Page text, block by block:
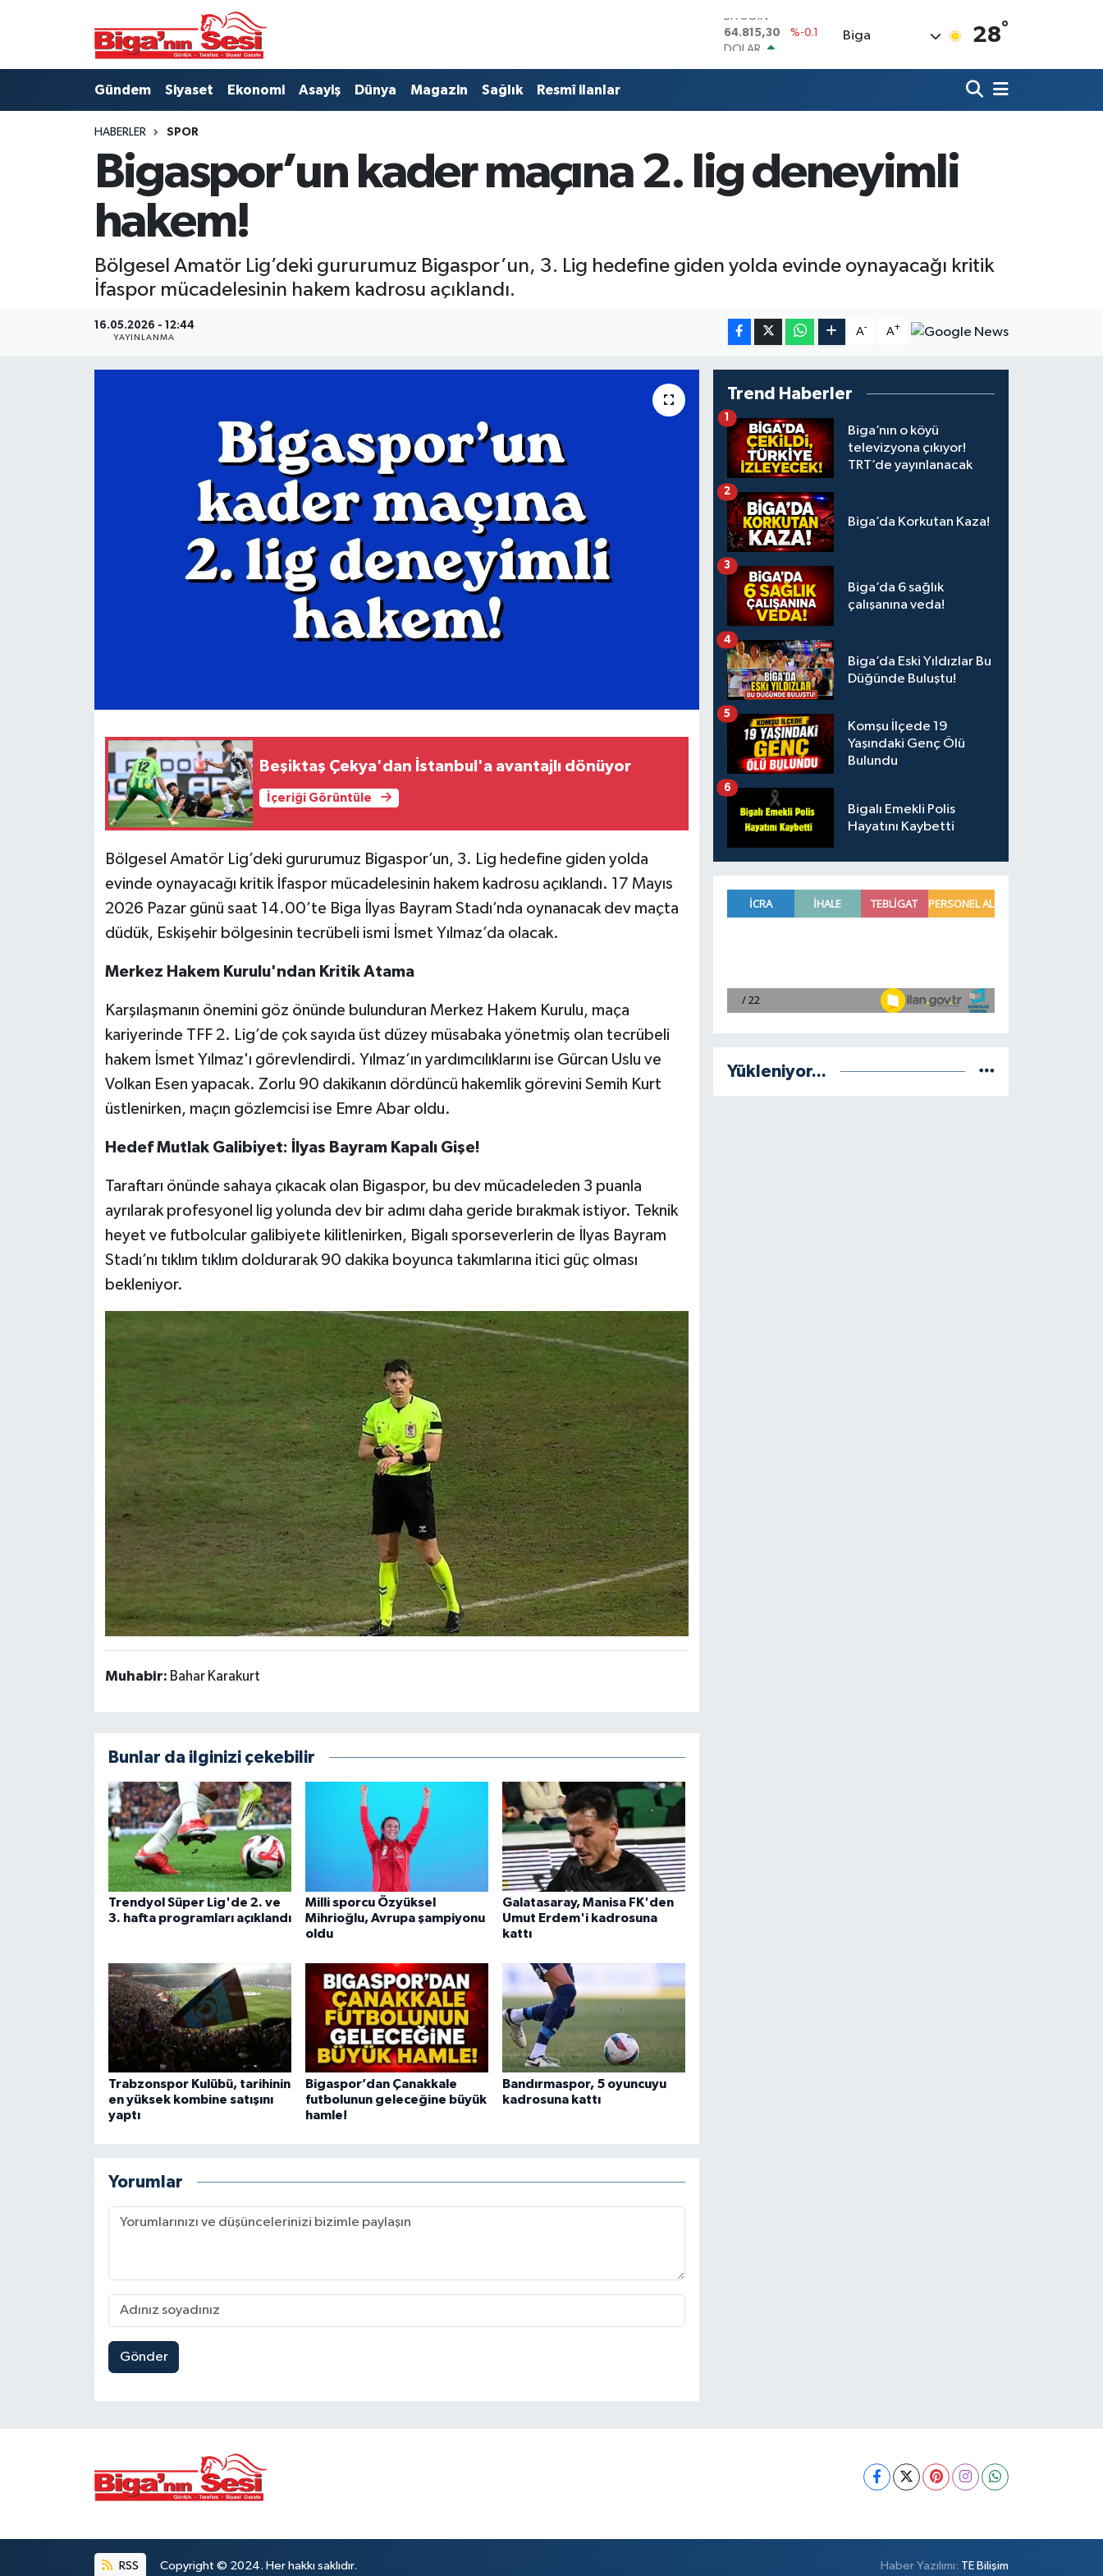
DOLAR
47,7436
64,4811
%0.38
13.779
%-14
BITCOIN
Biga 28°
Gündem Siyaset Ekonomi Asayiş Dünya Magazin Sağlık Resmî ilanlar
HABERLER SPOR
Bigaspor’un kader maçına 2. lig deneyimli
hakem!
Bölgesel Amatör Lig’deki gururumuz Bigaspor’un, 3. Lig hedefine giden yolda evinde oynayacağı kritik
İfaspor mücadelesinin hakem kadrosu açıklandı.
16.05.2026 - 12:44
YAYINLANMA
A- A+
Beşiktaş Çekya'dan İstanbul'a avantajlı dönüyor
İçeriği Görüntüle
Bölgesel Amatör Lig’deki gururumuz Bigaspor’un, 3. Lig hedefine giden yolda
evinde oynayacağı kritik İfaspor mücadelesinin hakem kadrosu açıklandı. 17 Mayıs
2026 Pazar günü saat 14.00’te Biga İlyas Bayram Stadı’nda oynanacak dev maçta
düdük, Eskişehir bölgesinin tecrübeli ismi İsmet Yılmaz’da olacak.
Merkez Hakem Kurulu'ndan Kritik Atama
Karşılaşmanın önemini göz önünde bulunduran Merkez Hakem Kurulu, maça
kariyerinde TFF 2. Lig’de çok sayıda üst düzey müsabaka yönetmiş olan tecrübeli
hakem İsmet Yılmaz'ı görevlendirdi. Yılmaz’ın yardımcılıklarını ise Gürcan Uslu ve
Volkan Esen yapacak. Zorlu 90 dakikanın dördüncü hakemlik görevini Semih Kurt
üstlenirken, maçın gözlemcisi ise Emre Abar oldu.
Hedef Mutlak Galibiyet: İlyas Bayram Kapalı Gişe!
Taraftarı önünde sahaya çıkacak olan Bigaspor, bu dev mücadeleden 3 puanla
ayrılarak profesyonel lig yolunda dev bir adımı daha geride bırakmak istiyor. Teknik
heyet ve futbolcular galibiyete kilitlenirken, Bigalı sporseverlerin de İlyas Bayram
Stadı’nı tıklım tıklım doldurarak 90 dakika boyunca takımlarına itici güç olması
bekleniyor.
Muhabir: Bahar Karakurt
Bunlar da ilginizi çekebilir
Trendyol Süper Lig'de 2. ve
3. hafta programları açıklandı
Milli sporcu Özyüksel
Mihrioğlu, Avrupa şampiyonu
oldu
Galatasaray, Manisa FK'den
Umut Erdem'i kadrosuna
kattı
Trabzonspor Kulübü, tarihinin
en yüksek kombine satışını
yaptı
Bigaspor’dan Çanakkale
futbolunun geleceğine büyük
hamle!
Bandırmaspor, 5 oyuncuyu
kadrosuna kattı
Yorumlar
Gönder
Trend Haberler
Biga’nın o köyü
televizyona çıkıyor!
TRT’de yayınlanacak
1
Biga’da Korkutan Kaza!
2
Biga’da 6 sağlık
çalışanına veda!
3
Biga’da Eski Yıldızlar Bu
Düğünde Buluştu!
4
Komşu İlçede 19
Yaşındaki Genç Ölü
Bulundu
5
Bigalı Emekli Polis
Hayatını Kaybetti
6
Yükleniyor...
RSS Copyright © 2024. Her hakkı saklıdır. Haber Yazılımı: TE Bilişim
Belediye
Tarım ve Ekonomi
Teknoloji
Çanakkale Hava Durumu
Tüm Manşetler
Son Dakika Haberleri
Haber Arşivi